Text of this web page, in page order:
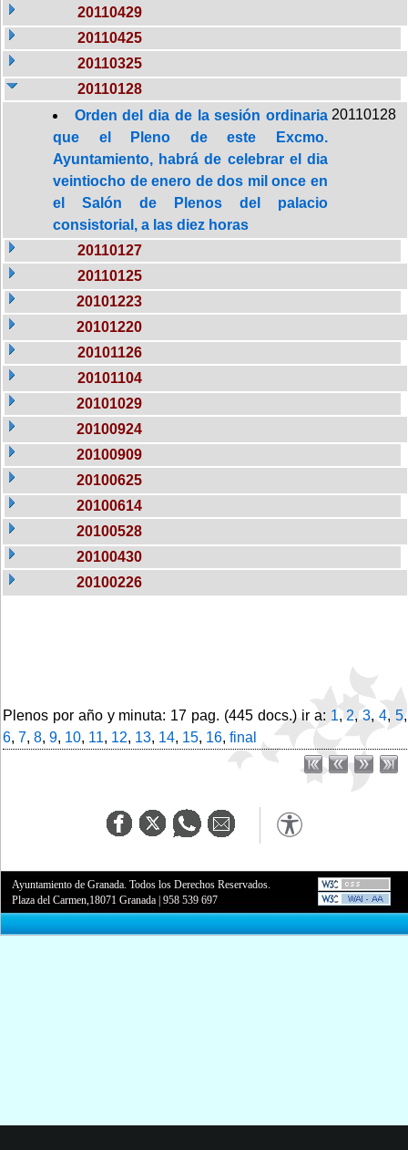
20110429
20110425
20110325
20110128
Orden del dia de la sesión ordinaria
que el Pleno de este Excmo.
Ayuntamiento, habrá de celebrar el dia
veintiocho de enero de dos mil once en
el Salón de Plenos del palacio
consistorial, a las diez horas
20110128
20110127
20110125
20101223
20101220
20101126
20101104
20101029
20100924
20100909
20100625
20100614
20100528
20100430
20100226
Plenos por año y minuta: 17 pag. (445 docs.) ir a: 1,2,3,4,5,
6, 7, 8, 9, 10, 11, 12, 13, 14, 15, 16, final
Ayuntamiento de Granada. Todos los Derechos Reservados.
Plaza del Carmen,18071 Granada |958 539 697